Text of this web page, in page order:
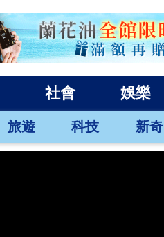
社會 娛樂
旅遊 科技 新奇